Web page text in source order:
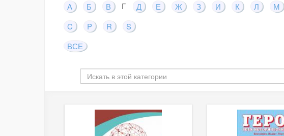
А Б В Г Д Е Ж З И К Л М
C
P R
S
ВСЕ